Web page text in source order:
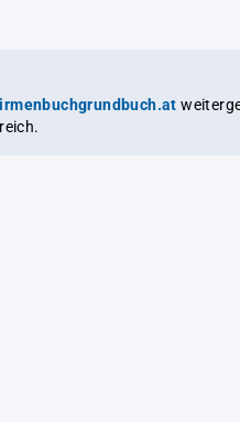
weitergeleitet,